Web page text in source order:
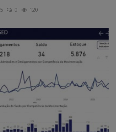
0 120